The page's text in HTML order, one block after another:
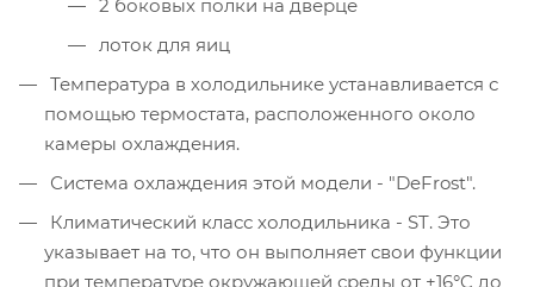
2 боковых полки на дверце
лоток для яиц
Температура в холодильнике устанавливается с
помощью термостата, расположенного около
камеры охлаждения.
Система охлаждения этой модели - "DeFrost".
Климатический класс холодильника - ST. Это
указывает на то, что он выполняет свои функции
при температуре окружающей среды от +16°C до